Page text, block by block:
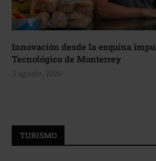
Innovación desde la esquina
Tecnológico de Monterrey
3 agosto, 2026
TURISMO